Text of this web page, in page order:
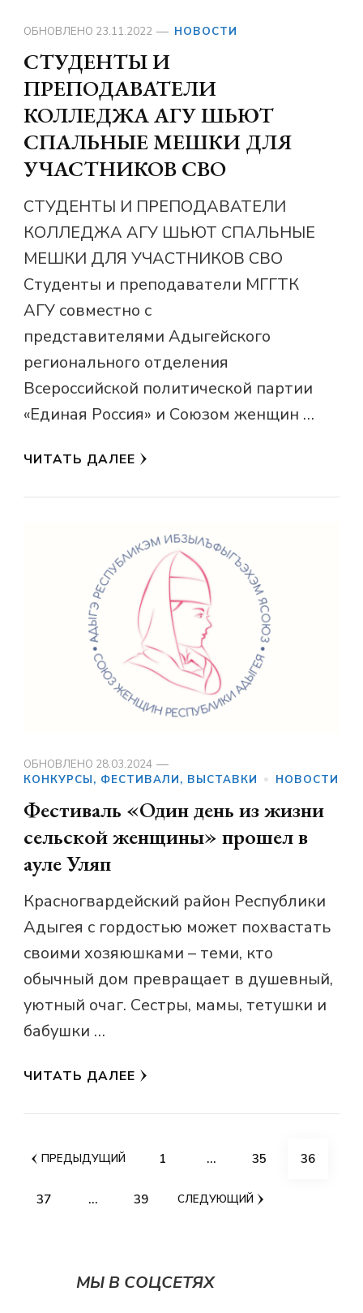
ОБНОВЛЕНО 23.11.2022 НОВОСТИ
СТУДЕНТЫ И
ПРЕПОДАВАТЕЛИ
КОЛЛЕДЖА АГУ ШЬЮТ
СПАЛЬНЫЕ МЕШКИ ДЛЯ
УЧАСТНИКОВ СВО
СТУДЕНТЫ И ПРЕПОДАВАТЕЛИ
КОЛЛЕДЖА АГУ ШЬЮТ СПАЛЬНЫЕ
МЕШКИ ДЛЯ УЧАСТНИКОВ СВО
Студенты и преподаватели МГГТК
АГУ совместно с
представителями Адыгейского
регионального отделения
Всероссийской политической партии
«Единая Россия» и Союзом женщин …
ЧИТАТЬ ДАЛЕЕ
ОБНОВЛЕНО 28.03.2024
КОНКУРСЫ, ФЕСТИВАЛИ, ВЫСТАВКИ
НОВОСТИ
Фестиваль «Один день из жизни
сельской женщины» прошел в
ауле Уляп
Красногвардейский район Республики
Адыгея с гордостью может похвастать
своими хозяюшками – теми, кто
обычный дом превращает в душевный,
уютный очаг. Сестры, мамы, тетушки и
бабушки …
ЧИТАТЬ ДАЛЕЕ
Пагинация
записей
ПРЕДЫДУЩИЙ СТРАНИЦА
1 … СТРАНИЦА
35 36
СТРАНИЦА
37 … СТРАНИЦА
39 СЛЕДУЮЩИЙ
МЫ В СОЦСЕТЯХ